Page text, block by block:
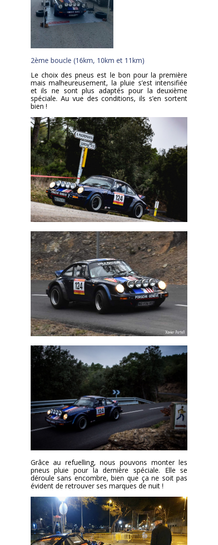
2ème boucle (16km, 10km et 11km)
Le choix des pneus est le bon pour la première
mais malheureusement, la pluie s’est intensifiée
et ils ne sont plus adaptés pour la deuxième
spéciale. Au vue des conditions, ils s’en sortent
bien !
Grâce au refuelling, nous pouvons monter les
pneus pluie pour la dernière spéciale. Elle se
déroule sans encombre, bien que ça ne soit pas
évident de retrouver ses marques de nuit !